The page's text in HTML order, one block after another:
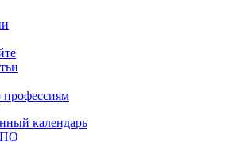
календарь
ПО